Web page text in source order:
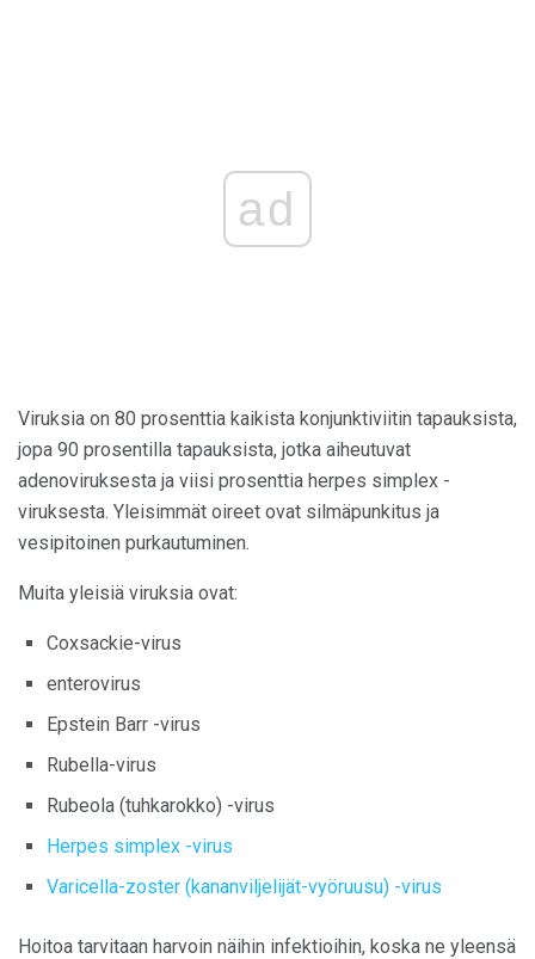
ad
Viruksia on 80 prosenttia kaikista konjunktiviitin tapauksista,
jopa 90 prosentilla tapauksista, jotka aiheutuvat
adenoviruksesta ja viisi prosenttia herpes simplex -
viruksesta. Yleisimmät oireet ovat silmäpunkitus ja
vesipitoinen purkautuminen.
Muita yleisiä viruksia ovat:
Coxsackie-virus
enterovirus
Epstein Barr -virus
Rubella-virus
Rubeola (tuhkarokko) -virus
Herpes simplex -virus
Varicella-zoster (kananviljelijät-vyöruusu) -virus
Hoitoa tarvitaan harvoin näihin infektioihin, koska ne yleensä